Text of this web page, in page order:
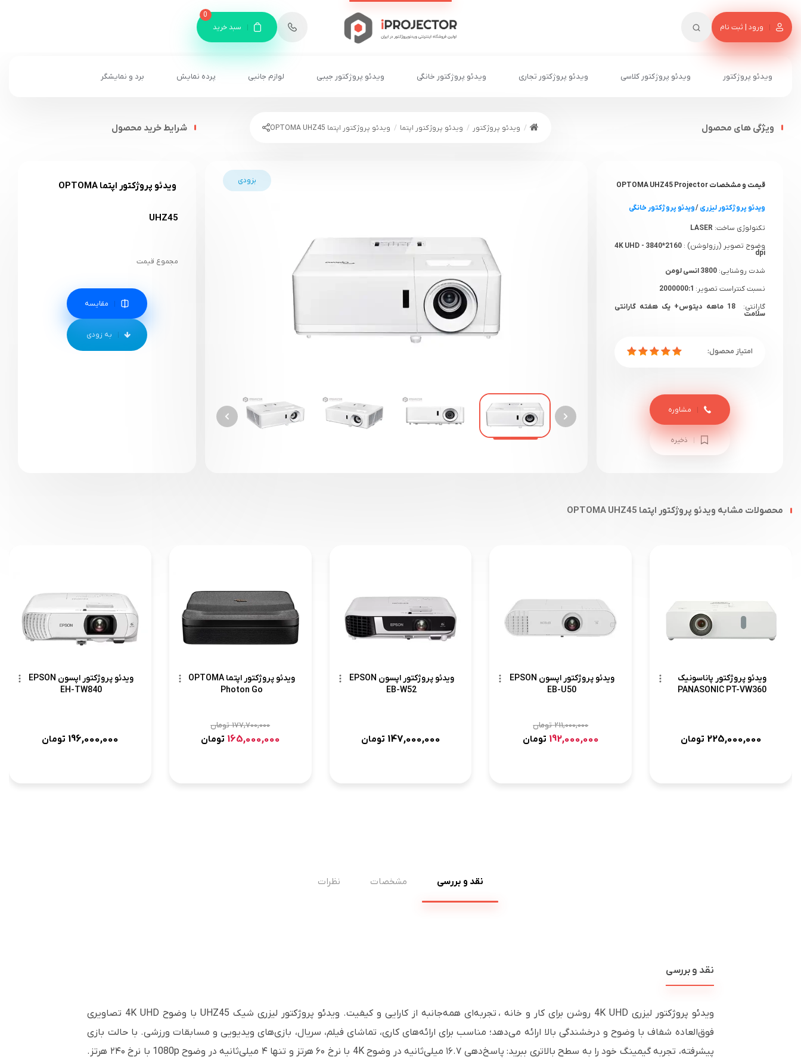
ورود | ثبت نام
8
سبد خرید
0
ویدئو پروژکتور ویدئو پروژکتور کلاسی ویدئو پروژکتور تجاری ویدئو پروژکتور خانگی ویدئو پروژکتور جیبی لوازم جانبی پرده نمایش برد و نمایشگر
ویدئو پروژکتور ویدئو پروژکتور اپتما ویدئو پروژکتور اپتما OPTOMA UHZ45
بزودی
شرایط خرید محصول
ویدئو پروژکتور اپتما OPTOMA
UHZ45
مجموع قیمت
مقایسه
ویژگی های محصول
قیمت و مشخصات OPTOMA UHZ45 Projector
ویدئو پروژکتور لیزری/ویدئو پروژکتور خانگی
تکنولوژی ساخت: LASER
وضوح تصویر (رزولوشن) : 4K UHD - 3840*2160
dpi
شدت روشنایی: 3800 انسی لومن
نسبت کنتراست تصویر:
گارانتی:
18 ماهه دیتوس+ یک هفته گارانتی
سلامت
ذخیره
مشاوره
محصولات مشابه ویدئو پروژکتور اپتما OPTOMA UHZ45
ویدئو پروژکتور پاناسونیک
PANASONIC PT-VW360
225,000,000 تومان
ویدئو پروژکتور اپسون EPSON
EB-U50
211,000,000تومان
192,000,000 تومان
ویدئو پروژکتور اپسون EPSON
EB-W52
147,000,000 تومان
ویدئو پروژکتور اپتما OPTOMA
Photon Go
177,700,000تومان
165,000,000 تومان
ویدئو پروژکتور اپسون EPSON
EH-TW840
196,000,000 تومان
نقد و بررسی مشخصات نظرات
نقد و بررسی
ویدئو پروژکتور لیزری 4K UHD روشن برای کار و خانه ، تجربه‌ای همه‌جانبه از کارایی و کیفیت. ویدئو پروژکتور لیزری شیک UHZ45 با وضوح 4K UHD تصاویری
فوق‌العاده شفاف با وضوح و درخشندگی بالا ارائه می‌دهد؛ مناسب برای ارائه‌های کاری، تماشای فیلم، سریال، بازی‌های ویدیویی و مسابقات ورزشی. با حالت بازی
پیشرفته، تجربه گیمینگ خود را به سطح بالاتری ببرید: پاسخ‌دهی ۱۶.۷ میلی‌ثانیه در وضوح 4K با نرخ ۶۰ هرتز و تنها ۴ میلی‌ثانیه در وضوح 1080p با نرخ ۲۴۰ هرتز.